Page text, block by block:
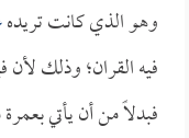
وهو الذي كانت تريده
فيه القران؛ وذلك
فبدلاً من أن يأتي